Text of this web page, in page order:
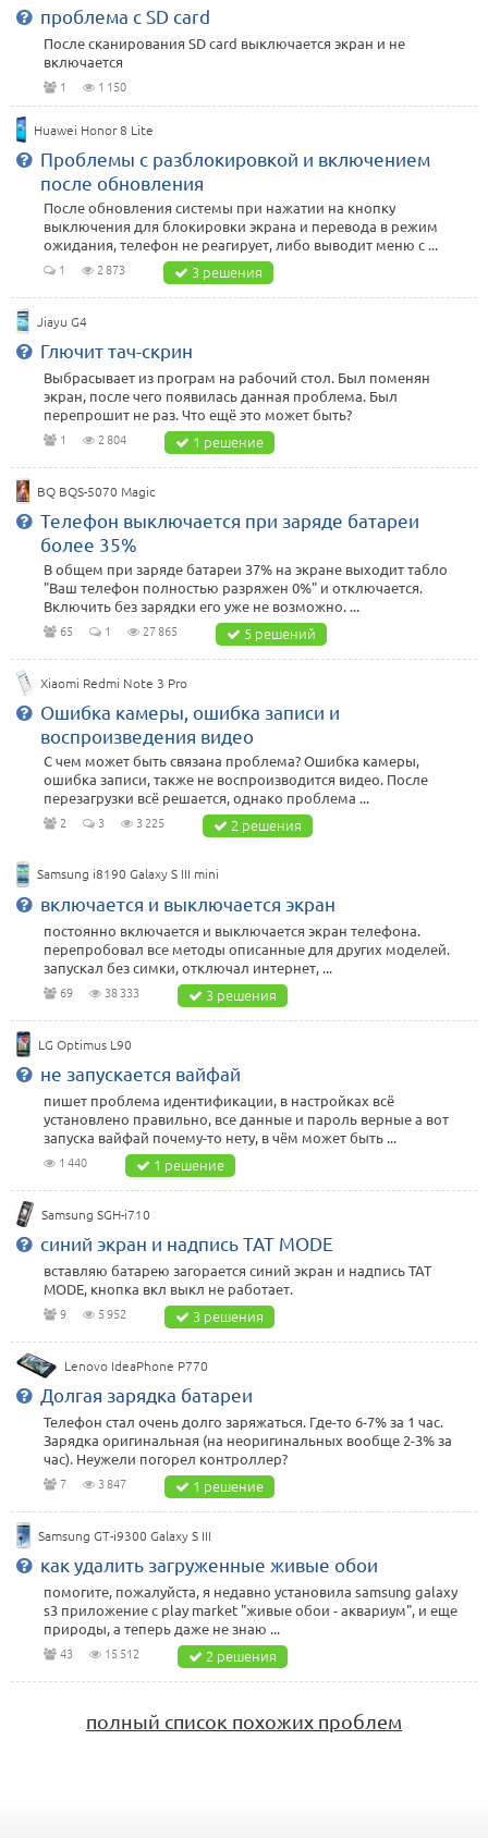
проблема с SD card
После сканирования SD card выключается экран и не
включается
1 1 150
Huawei Honor 8 Lite
Проблемы с разблокировкой и включением
после обновления
После обновления системы при нажатии на кнопку
выключения для блокировки экрана и перевода в режим
ожидания, телефон не реагирует, либо выводит меню с ...
1 2 873 3 решения
Jiayu G4
Глючит тач-скрин
Выбрасывает из програм на рабочий стол. Был поменян
экран, после чего появилась данная проблема. Был
перепрошит не раз. Что ещё это может быть?
1 2 804 1 решение
BQ BQS-5070 Magic
Телефон выключается при заряде батареи
более 35%
В общем при заряде батареи 37% на экране выходит табло
"Ваш телефон полностью разряжен 0%" и отключается.
Включить без зарядки его уже не возможно. ...
65 1 27 865 5 решений
Xiaomi Redmi Note 3 Pro
Ошибка камеры, ошибка записи и
воспроизведения видео
С чем может быть связана проблема? Ошибка камеры,
ошибка записи, также не воспроизводится видео. После
перезагрузки всё решается, однако проблема ...
2 3 3 225 2 решения
Samsung i8190 Galaxy S III mini
включается и выключается экран
постоянно включается и выключается экран телефона.
перепробовал все методы описанные для других моделей.
запускал без симки, отключал интернет, ...
69 38 333 3 решения
LG Optimus L90
не запускается вайфай
пишет проблема идентификации, в настройках всё
установлено правильно, все данные и пароль верные а вот
запуска вайфай почему-то нету, в чём может быть ...
1 440 1 решение
Samsung SGH-i710
синий экран и надпись TAT MODE
вставляю батарею загорается синий экран и надпись TAT
MODE, кнопка вкл выкл не работает.
9 5 952 3 решения
Lenovo IdeaPhone P770
Долгая зарядка батареи
Телефон стал очень долго заряжаться. Где-то 6-7% за 1 час.
Зарядка оригинальная (на неоригинальных вообще 2-3% за
час). Неужели погорел контроллер?
7 3 847 1 решение
Samsung GT-i9300 Galaxy S III
как удалить загруженные живые обои
помогите, пожалуйста, я недавно установила samsung galaxy
s3 приложение с play market "живые обои - аквариум", и еще
природы, а теперь даже не знаю ...
43 15 512 2 решения
полный список похожих проблем